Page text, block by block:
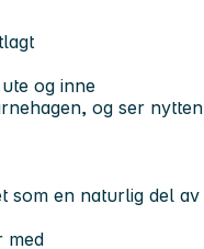
og inne
og ser nytten
som en naturlig del av
med